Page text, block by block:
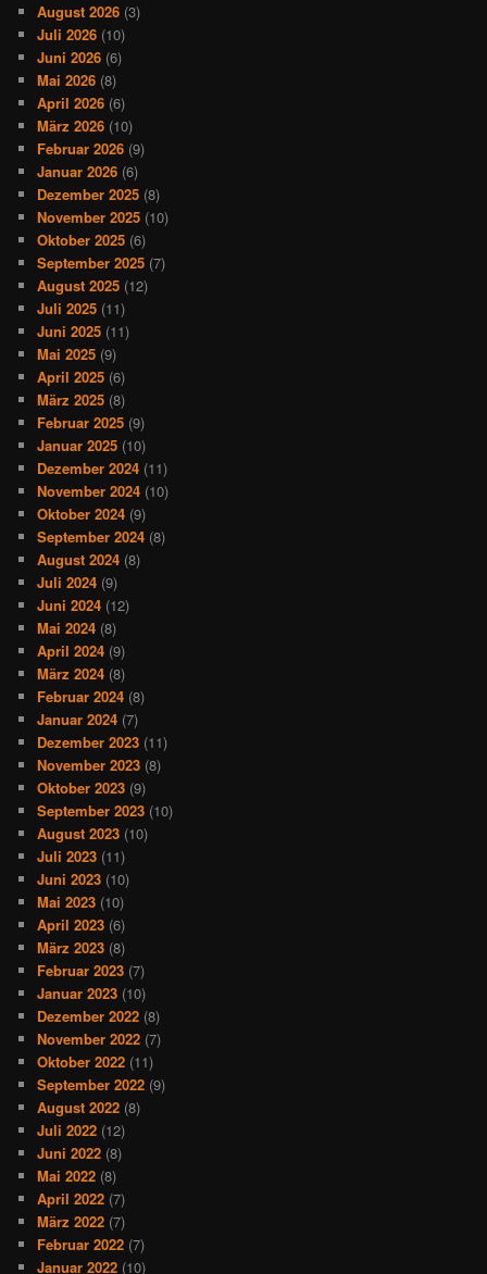
August 2026 (3)
Juli 2026 (10)
Juni 2026 (6)
Mai 2026 (8)
April 2026 (6)
März 2026 (10)
Februar 2026 (9)
Januar 2026 (6)
Dezember 2025 (8)
November 2025 (10)
Oktober 2025 (6)
September 2025 (7)
August 2025 (12)
Juli 2025 (11)
Juni 2025 (11)
Mai 2025 (9)
April 2025 (6)
März 2025 (8)
Februar 2025 (9)
Januar 2025 (10)
Dezember 2024 (11)
November 2024 (10)
Oktober 2024 (9)
September 2024 (8)
August 2024 (8)
Juli 2024 (9)
Juni 2024 (12)
Mai 2024 (8)
April 2024 (9)
März 2024 (8)
Februar 2024 (8)
Januar 2024 (7)
Dezember 2023 (11)
November 2023 (8)
Oktober 2023 (9)
September 2023 (10)
August 2023 (10)
Juli 2023 (11)
Juni 2023 (10)
Mai 2023 (10)
April 2023 (6)
März 2023 (8)
Februar 2023 (7)
Januar 2023 (10)
Dezember 2022 (8)
November 2022 (7)
Oktober 2022 (11)
September 2022 (9)
August 2022 (8)
Juli 2022 (12)
Juni 2022 (8)
Mai 2022 (8)
April 2022 (7)
März 2022 (7)
Februar 2022 (7)
Januar 2022 (10)